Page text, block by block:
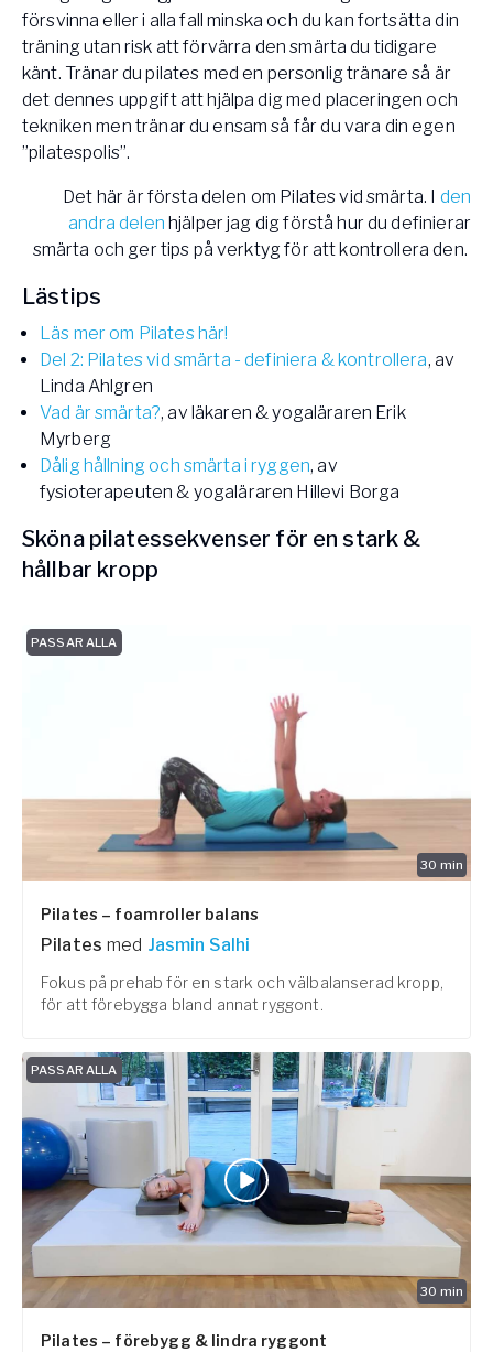
försvinna eller i alla fall minska och du kan fortsätta din
träning utan risk att förvärra den smärta du tidigare
känt. Tränar du pilates med en personlig tränare så är
det dennes uppgift att hjälpa dig med placeringen och
tekniken men tränar du ensam så får du vara din egen
”pilatespolis”.
Det här är första delen om Pilates vid smärta. I den
andra delen hjälper jag dig förstå hur du definierar
smärta och ger tips på verktyg för att kontrollera den.
Lästips
Läs mer om Pilates här!
Del 2: Pilates vid smärta - definiera & kontrollera, av
Linda Ahlgren
Vad är smärta?, av läkaren & yogaläraren Erik
Myrberg
Dålig hållning och smärta i ryggen, av
fysioterapeuten & yogaläraren Hillevi Borga
Sköna pilatessekvenser för en stark &
hållbar kropp
30 min
PASSAR ALLA
Pilates – foamroller balans
Pilates med Jasmin Salhi
Fokus på prehab för en stark och välbalanserad kropp,
för att förebygga bland annat ryggont.
30 min
PASSAR ALLA
Pilates – förebygg & lindra ryggont